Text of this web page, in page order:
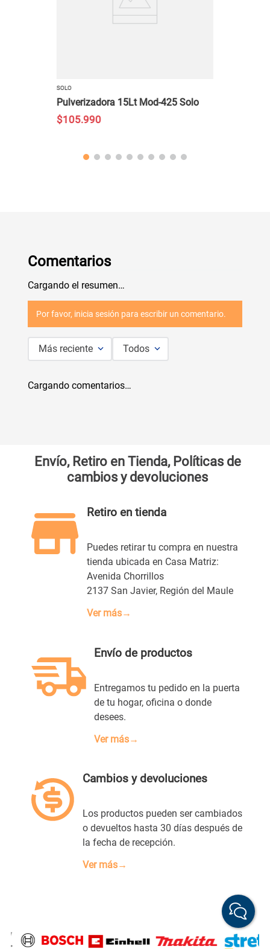
SOLO
Pulverizadora 15Lt Mod-425 Solo
$105.990
Comentarios
Cargando el resumen…
Por favor, inicia sesión para escribir un comentario.
Más reciente Todos
Cargando comentarios…
Envío, Retiro en Tienda, Políticas de
cambios y devoluciones
Retiro en tienda
Puedes retirar tu compra en nuestra
tienda ubicada en Casa Matriz:
Avenida Chorrillos
2137 San Javier, Región del Maule
Ver más→
Envío de productos
Entregamos tu pedido en la puerta
de tu hogar, oficina o donde
desees.
Ver más→
Cambios y devoluciones
Los productos pueden ser cambiados
o devueltos hasta 30 días después de
la fecha de recepción.
Ver más→